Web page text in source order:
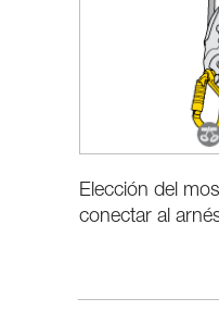
Elección del
conectar al